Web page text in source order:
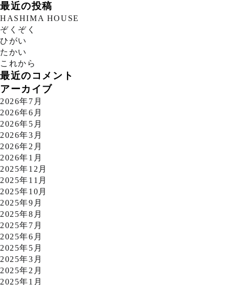
最近の投稿
HASHIMA HOUSE
ぞくぞく
ひがい
たかい
これから
最近のコメント
アーカイブ
2026年7月
2026年6月
2026年5月
2026年3月
2026年2月
2026年1月
2025年12月
2025年11月
2025年10月
2025年9月
2025年8月
2025年7月
2025年6月
2025年5月
2025年3月
2025年2月
2025年1月